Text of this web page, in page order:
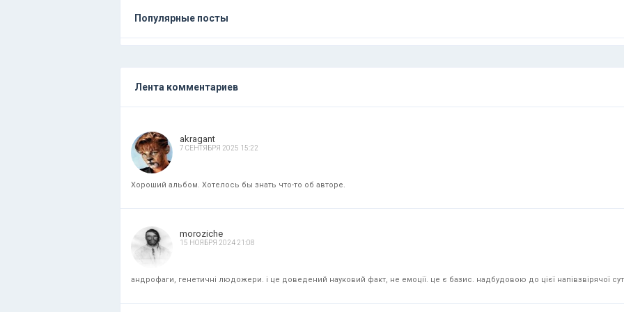
Популярные посты
Лента комментариев
akragant
7 СЕНТЯБРЯ 2025 15:22
Хороший альбом. Хотелось бы знать что-то об авторе.
moroziche
15 НОЯБРЯ 2024 21:08
андрофаги, генетичні людожери. і це доведений науковий факт, не емоції. це є базис. надбудовою до цієї напівзвірячої